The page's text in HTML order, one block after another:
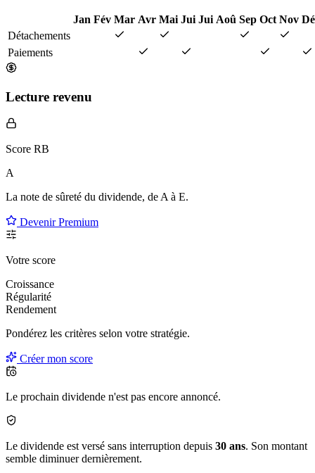
Jan Fév Mar Avr Mai Jui Jui Aoû Sep Oct Nov
Détachements
Paiements
Lecture revenu
Score RB
A
La note de sûreté du dividende, de A à E.
Devenir Premium
Votre score
Croissance
Régularité
Rendement
Pondérez les critères selon votre stratégie.
Créer mon score
Le prochain dividende n'est pas encore annoncé.
Le dividende est versé sans interruption depuis 30 ans. Son montant
semble diminuer dernièrement.